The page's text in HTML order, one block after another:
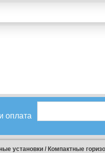
оплата
установки / Компактные